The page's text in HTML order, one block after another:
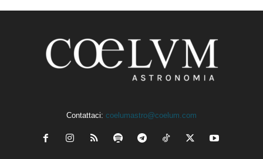
Contattaci: coelumastro@coelum.com